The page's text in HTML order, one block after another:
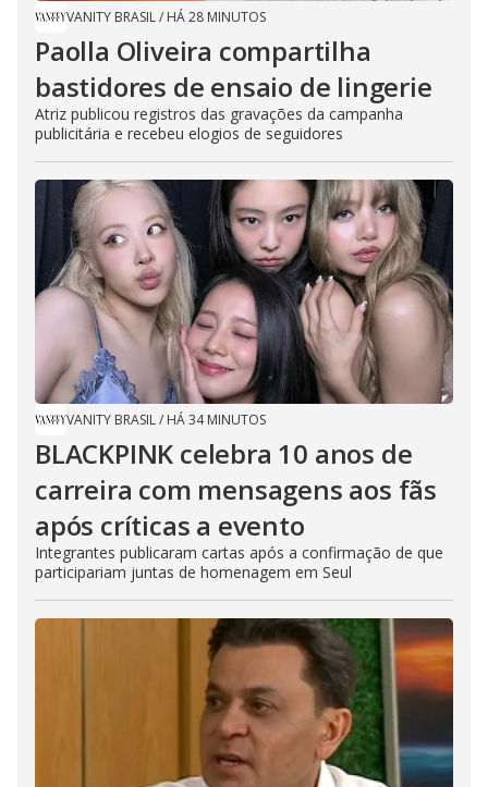
VANITY BRASIL/ HÁ 28 MINUTOS
Paolla Oliveira compartilha
bastidores de ensaio de lingerie
Atriz publicou registros das gravações da campanha
publicitária e recebeu elogios de seguidores
VANITY BRASIL/ HÁ 34 MINUTOS
BLACKPINK celebra 10 anos de
carreira com mensagens aos fãs
após críticas a evento
Integrantes publicaram cartas após a confirmação de que
participariam juntas de homenagem em Seul